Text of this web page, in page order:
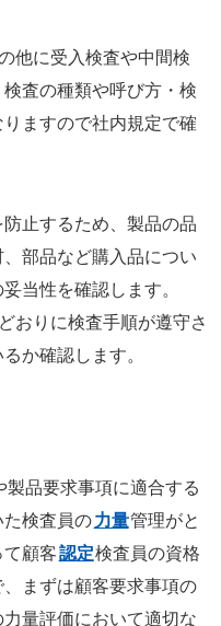
他に受入検査や中間検
査の種類や呼び方・検
ますので社内規定で確
止するため、製品の品
部品など購入品につい
当性を確認します。
おりに検査手順が遵守さ
か確認します。
製品要求事項に適合する
検査員の力量管理がと
顧客認定検査員の資格
まずは顧客要求事項の
量評価において適切な